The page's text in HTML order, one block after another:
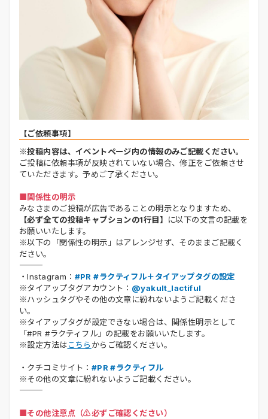
【ご依頼事項】
※投稿内容は、イベントページ内の情報のみご記載ください。
ご投稿に依頼事項が反映されていない場合、修正をご依頼させ
ていただきます。予めご了承ください。
■関係性の明示
みなさまのご投稿が広告であることの明示となりますため、
【必ず全ての投稿キャプションの1行目】
に以下の文言の記載を
お願いいたします。
※以下の「関係性の明示」はアレンジせず、そのままご記載く
ださい。
・Instagram： #PR #ラクティフル＋タイアップタグの設定
※タイアップタグアカウント： @yakult_lactiful
※ハッシュタグやその他の文章に紛れないようご記載くださ
い。
※タイアップタグが設定できない場合は、関係性明示として
「#PR #ラクティフル」の記載をお願いいたします。
※設定方法はこちら からご確認ください。
・クチコミサイト： #PR #ラクティフル
※その他の文章に紛れないようご記載ください。
■その他注意点（⚠️必ずご確認ください）